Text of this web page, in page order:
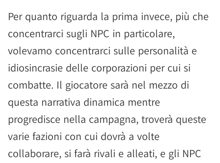
Per quanto riguarda la prima invece, più che
concentrarci sugli NPC in particolare,
volevamo concentrarci sulle personalità e
idiosincrasie delle corporazioni per cui si
combatte. Il giocatore sarà nel mezzo di
questa narrativa dinamica mentre
progredisce nella campagna, troverà queste
varie fazioni con cui dovrà a volte
collaborare, si farà rivali e alleati, e gli NPC